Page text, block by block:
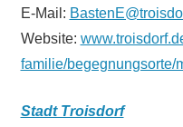
E-Mail:
Website:
familie/begegnungsorte/
Stadt Troisdorf